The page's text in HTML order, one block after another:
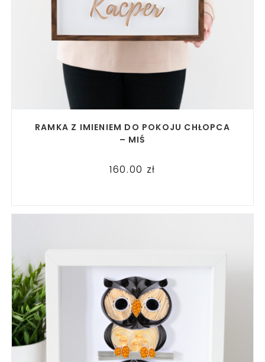
RAMKA Z IMIENIEM DO POKOJU CHŁOPCA
– MIŚ
160.00 zł